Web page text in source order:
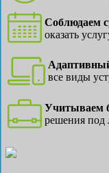
Соблюдаем
оказать
все виды
Учитываем
решения